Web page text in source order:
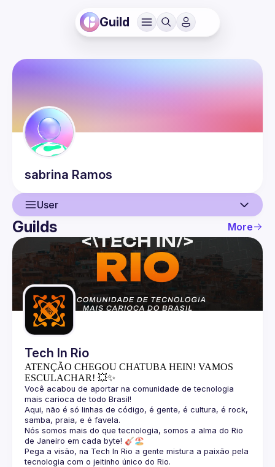
Guild
sabrina Ramos
User
User
Events
Guilds
Guilds More
Tech In Rio
ATENÇÃO CHEGOU CHATUBA HEIN! VAMOS
ESCULACHAR! 💥✨
Você acabou de aportar na comunidade de tecnologia
Aqui, não é só linhas de código, é gente, é cultura, é rock,
Nós somos mais do que tecnologia, somos a alma do Rio
Pega a visão, na Tech In Rio a gente mistura a paixão pela